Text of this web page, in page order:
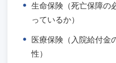
生命保険（死亡保障の
っているか）
医療保険（入院給付金
性）